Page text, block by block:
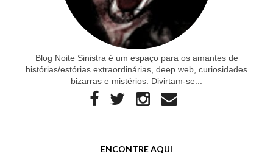
Blog Noite Sinistra é um espaço para os amantes de
histórias/estórias extraordinárias, deep web, curiosidades
bizarras e mistérios. Divirtam-se...
ENCONTRE AQUI